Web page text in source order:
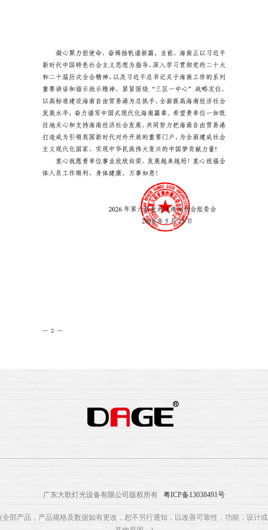
广东大歌灯光设备有限公司版权所有 粤ICP备13038491号
(全部产品，产品规格及数据如有更改，恕不另行通知，以改善可靠性，功能，设计或